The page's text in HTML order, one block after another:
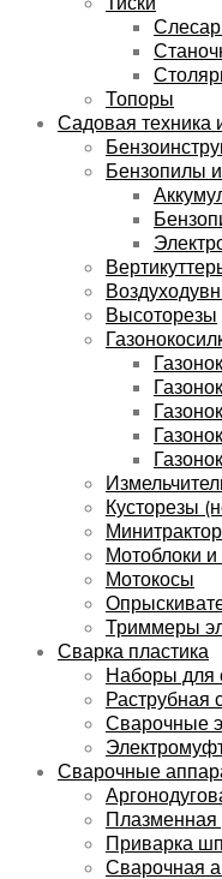
Топоры
Садовая техника
Бензопилы
Высоторезы
Кусторезы
Мотоблоки и
Мотокосы
Триммеры
Сварка пластика
Наборы для
Раструбная
Сварочные
Сварочные
Плазменная
Приварка
Сварочная